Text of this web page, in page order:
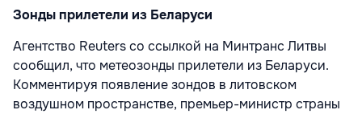
Зонды прилетели из Беларуси
Агентство Reuters со ссылкой на Минтранс Литвы
сообщил, что метеозонды прилетели из Беларуси.
Комментируя появление зондов в литовском
воздушном пространстве, премьер-министр страны